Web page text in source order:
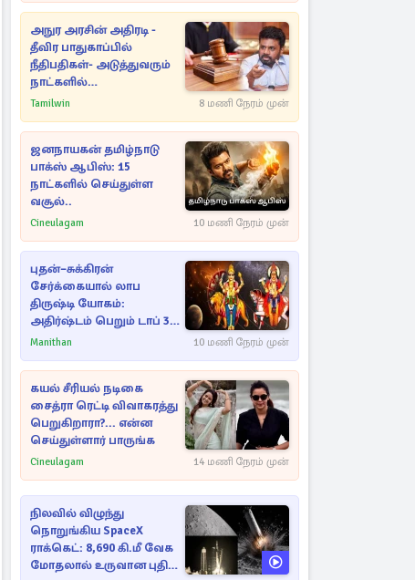
அநுர அரசின் அதிரடி -
தீவிர பாதுகாப்பில்
நீதிபதிகள்- அடுத்துவரும்
நாட்களில்
அம்பலமாகவுள்ள ரகசியம்
Tamilwin 8 மணி நேரம் முன்
ஜனநாயகன் தமிழ்நாடு
பாக்ஸ் ஆபிஸ்: 15
நாட்களில் செய்துள்ள
வசூல்..
Cineulagam 10 மணி நேரம் முன்
புதன்–சுக்கிரன்
சேர்க்கையால் லாப
திருஷ்டி யோகம்:
அதிர்ஷ்டம் பெறும் டாப் 3
ராசிகள்!
Manithan 10 மணி நேரம் முன்
கயல் சீரியல் நடிகை
சைத்ரா ரெட்டி விவாகரத்து
பெறுகிறாரா?... என்ன
செய்துள்ளார் பாருங்க
Cineulagam 14 மணி நேரம் முன்
நிலவில் விழுந்து
நொறுங்கிய SpaceX
ராக்கெட்: 8,690 கி.மீ வேக
மோதலால் உருவான புதிய